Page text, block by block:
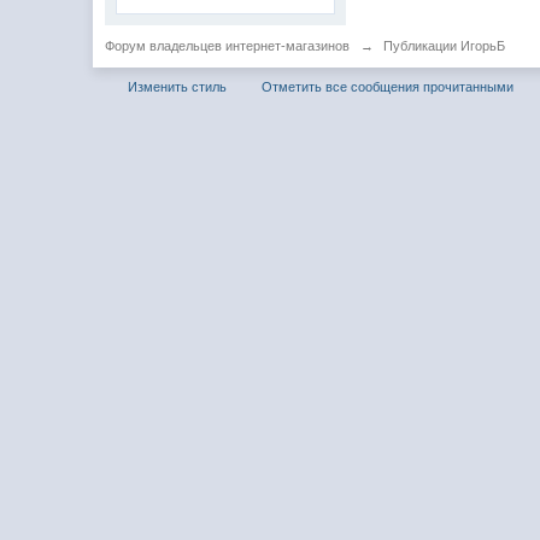
Форум владельцев интернет-магазинов → Публикации ИгорьБ
Изменить стиль Отметить все сообщения прочитанными